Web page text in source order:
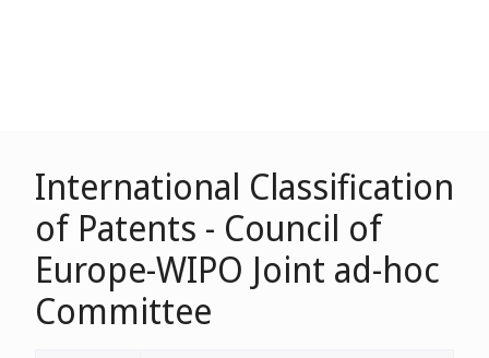
International Classification
of Patents - Council of
Europe-WIPO Joint ad-hoc
Committee